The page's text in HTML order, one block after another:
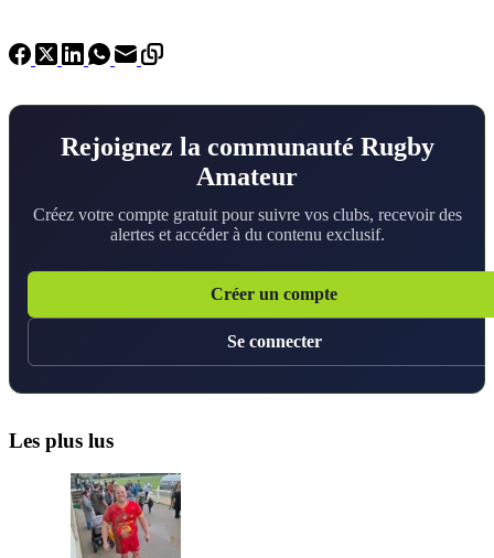
Rejoignez la communauté Rugby
Amateur
Créez votre compte gratuit pour suivre vos clubs, recevoir des
alertes et accéder à du contenu exclusif.
Créer un compte
Se connecter
Les plus lus